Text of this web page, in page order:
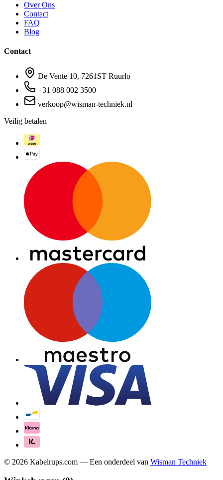
Over Ons
Contact
FAQ
Blog
Contact
De Vente 10, 7261ST Ruurlo
+31 088 002 3500
verkoop@wisman-techniek.nl
Veilig betalen
© 2026 Kabelrups.com — Een onderdeel van Wisman Techniek